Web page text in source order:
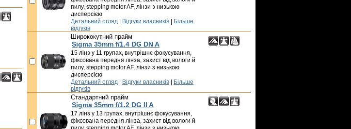
пилу, stepping motor AF, лінзи з низькою
дисперсією
Детальний огляд Відгуки власників
Більше
відгуків
Ширококутний прайм
Sigma 35mm f/1.4 DG DN A
15 лінз у 11 групах, внутрішнє фокусування,
фіксована передня лінза, захист від вологи й
пилу, stepping motor AF, лінзи з низькою
дисперсією
Детальний огляд Відгуки власників
Більше
відгуків
Стандартний прайм
Sigma 35mm f/1.2 DG II A
17 лінз у 13 групах, внутрішнє фокусування,
фіксована передня лінза, захист від вологи й